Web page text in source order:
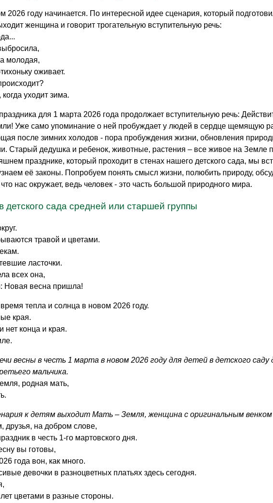
2026 году начинается. По интересной идее сценария, который
женщина и говорит трогательную вступительную речь:
молодая,
оживает.
уходит зима.
для 1 марта 2026 года продолжает вступительную речь:
Уже само упоминание о ней пробуждает у людей в сердце щемящую
после зимних холодов - пора пробуждения жизни, обновления
Старый дедушка и ребенок, животные, растения – все живое на Земле
празднике, который проходит в стенах нашего детского сада, мы
её законы. Попробуем понять смысл жизни, полюбить природу,
нас окружает, ведь человек - это часть большой природного мира.
детского сада средней или старшей группы
травой и цветами.
ласточки.
всех она,
Новая весна пришла!
тепла и солнца в новом 2026 году.
края.
нет конца и края.
весны в честь 1 марта в новом 2026 году для детей в детского
мальчика.
родная мать,
к детям выходит Мать – Земля, женщина с оригинальным венком
друзья, на добром слове,
в честь 1-го мартовского дня.
вы готовы,
года вон, как много.
девочки в разноцветных платьях здесь сегодня.
цветами в разные стороны.